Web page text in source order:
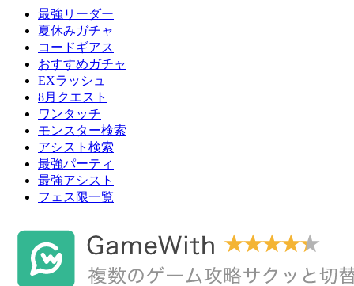
最強リーダー
夏休みガチャ
コードギアス
おすすめガチャ
EXラッシュ
8月クエスト
ワンタッチ
モンスター検索
アシスト検索
最強パーティ
最強アシスト
フェス限一覧